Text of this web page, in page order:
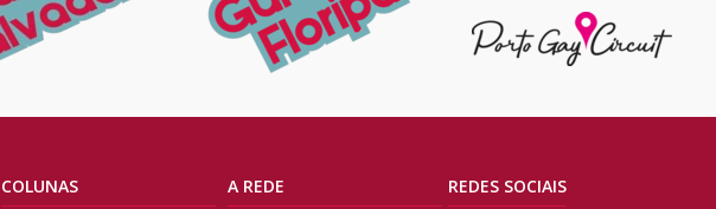
COLUNAS A REDE REDES SOCIAIS